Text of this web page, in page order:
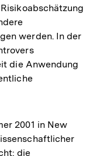
werden. In der
die Anwendung
2001 in New
die